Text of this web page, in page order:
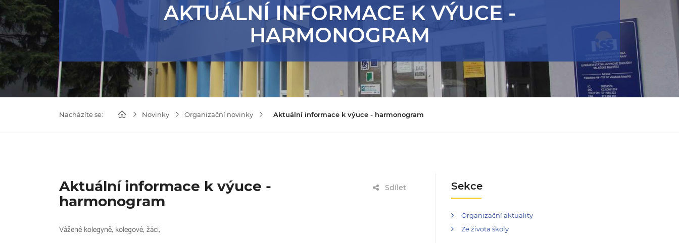
AKTUÁLNÍ INFORMACE K VÝUCE -
HARMONOGRAM
Nacházíte se: Novinky Organizační novinky Aktuální informace k výuce - harmonogram
Sdílet
Aktuální informace k výuce -
harmonogram
Vážené kolegyně, kolegové, žáci,
Sekce
Organizační aktuality
Ze života školy